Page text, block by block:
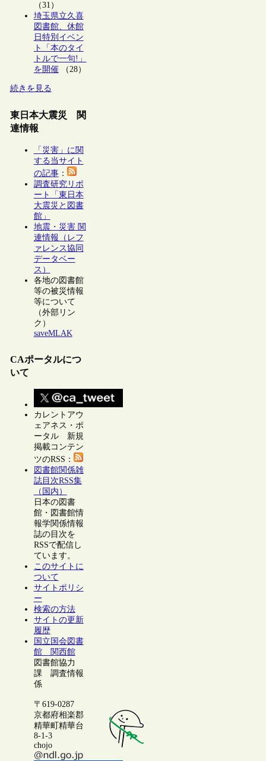
（31）
埼玉県立久喜
図書館、休館
日特別イベン
ト「本のタイ
トルで一句!」
を開催（28）
続きを見る
東日本大震災 関
連情報
「災害」に関
する当サイト
の記事：
調査研究リポ
ート「東日本
大震災と図書
館」
地震・災害 関
連情報（レフ
ァレンス協同
データベー
ス）
各地の図書館
等の被災情報
等について
（外部リン
ク）
saveMLAK
CAポータルにつ
いて
カレントアウ
ェアネス・ポ
ータル 新規
掲載コンテン
ツのRSS：
図書館関係雑
誌目次RSS集
（国内）
日本の図書
館・図書館情
報学関係情報
誌の目次を
RSSで配信し
ています。
このサイトに
ついて
サイトポリシ
ー
検索の方法
サイトの更新
履歴
国立国会図書
館 関西館
図書館協力
課 調査情報
係
〒619-0287
京都府相楽郡
精華町精華台
8-1-3
chojo